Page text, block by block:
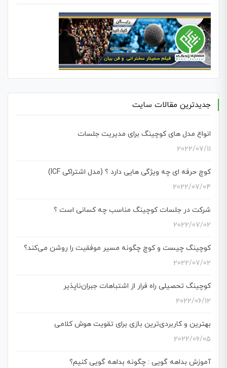
جدیدترین مقالات سایت
انواع مدل های کوچینگ برای مدیریت جلسات
2022/07/11
کوچ حرفه ای چه ویژگی هایی دارد ؟ (مدل اشتراکی ICF)
2022/07/04
شرکت در جلسات کوچینگ مناسب چه کسانی است ؟
2022/07/02
کوچینگ چیست و کوچ چگونه مسیر موفقیت را روشن می‌کند؟
2022/07/02
کوچینگ تحصیلی راه فرار از اشتباهات جبران‌ناپذیر
2022/06/12
بهترین و کاربردی‌ترین بازی برای تقویت هوش کلامی
2022/06/05
آموزش بداهه گویی : چگونه بداهه گویی کنیم؟